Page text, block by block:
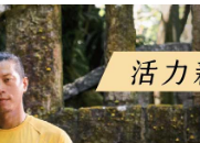
Bank CTBC
Kredit
OP Pay Later sebagai kaedah
anda secara automatik ke
dibuat. Anda perlu
memilih bilangan ansuran,
Transaksi akan dianggap
AFTEE sebagai kaedah
akan muncul.
pembayaran selepas
diperlukan apabila pesanan
yang ditetapkan.
disahkan, anda akan
akan menerima
| Penghantaran percuma